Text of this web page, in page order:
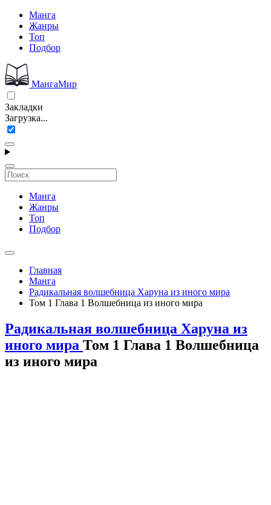
Манга
Жанры
Топ
Подбор
МангаМир
Закладки
Загрузка...
Манга
Жанры
Топ
Подбор
Главная
Манга
Радикальная волшебница Харуна из иного мира
Том 1 Глава 1 Волшебница из иного мира
Радикальная волшебница Харуна из
иного мира Том 1 Глава 1 Волшебница
из иного мира